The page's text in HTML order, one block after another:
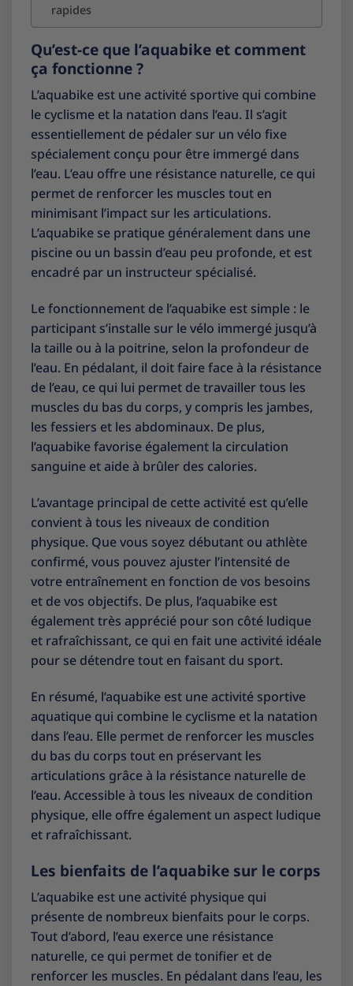
rapides
Qu’est-ce que l’aquabike et comment
ça fonctionne ?
L’aquabike est une activité sportive qui combine
le cyclisme et la natation dans l’eau. Il s’agit
essentiellement de pédaler sur un vélo fixe
spécialement conçu pour être immergé dans
l’eau. L’eau offre une résistance naturelle, ce qui
permet de renforcer les muscles tout en
minimisant l’impact sur les articulations.
L’aquabike se pratique généralement dans une
piscine ou un bassin d’eau peu profonde, et est
encadré par un instructeur spécialisé.
Le fonctionnement de l’aquabike est simple : le
participant s’installe sur le vélo immergé jusqu’à
la taille ou à la poitrine, selon la profondeur de
l’eau. En pédalant, il doit faire face à la résistance
de l’eau, ce qui lui permet de travailler tous les
muscles du bas du corps, y compris les jambes,
les fessiers et les abdominaux. De plus,
l’aquabike favorise également la circulation
sanguine et aide à brûler des calories.
L’avantage principal de cette activité est qu’elle
convient à tous les niveaux de condition
physique. Que vous soyez débutant ou athlète
confirmé, vous pouvez ajuster l’intensité de
votre entraînement en fonction de vos besoins
et de vos objectifs. De plus, l’aquabike est
également très apprécié pour son côté ludique
et rafraîchissant, ce qui en fait une activité idéale
pour se détendre tout en faisant du sport.
En résumé, l’aquabike est une activité sportive
aquatique qui combine le cyclisme et la natation
dans l’eau. Elle permet de renforcer les muscles
du bas du corps tout en préservant les
articulations grâce à la résistance naturelle de
l’eau. Accessible à tous les niveaux de condition
physique, elle offre également un aspect ludique
et rafraîchissant.
Les bienfaits de l’aquabike sur le corps
L’aquabike est une activité physique qui
présente de nombreux bienfaits pour le corps.
Tout d’abord, l’eau exerce une résistance
naturelle, ce qui permet de tonifier et de
renforcer les muscles. En pédalant dans l’eau, les